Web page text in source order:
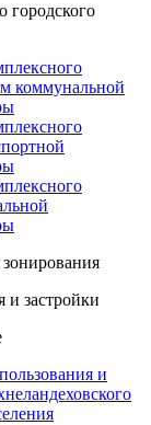
городского
коммунальной
и застройки
и